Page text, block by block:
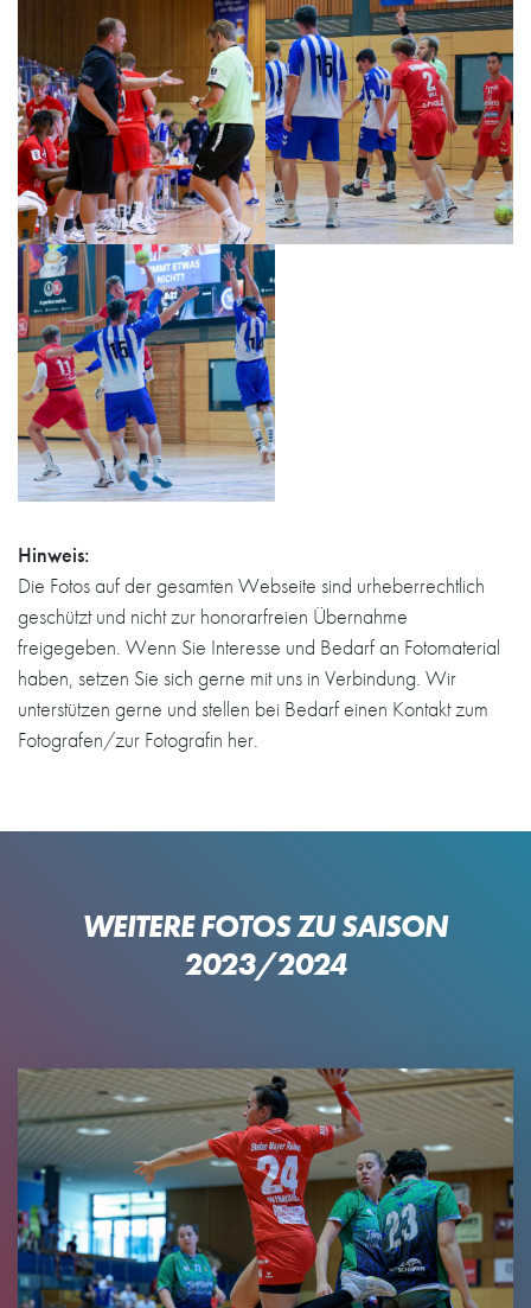
Hinweis:
Die Fotos auf der gesamten Webseite sind urheberrechtlich
geschützt und nicht zur honorarfreien Übernahme
freigegeben. Wenn Sie Interesse und Bedarf an Fotomaterial
haben, setzen Sie sich gerne mit uns in Verbindung. Wir
unterstützen gerne und stellen bei Bedarf einen Kontakt zum
Fotografen/zur Fotografin her.
WEITERE FOTOS ZU SAISON
2023/2024